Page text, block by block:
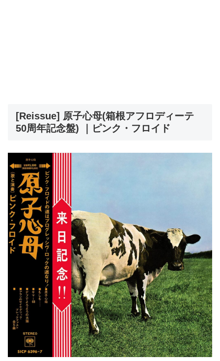
[Reissue] 原子心母(箱根アフロディーテ
50周年記念盤) ｜ピンク・フロイド